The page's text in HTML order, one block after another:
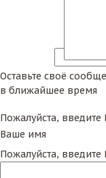
Оставьте своё
в ближайшее время
Пожалуйста,
Ваше имя
Пожалуйста,